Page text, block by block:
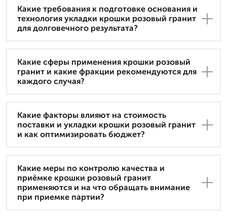
Какие требования к подготовке основания и
технология укладки крошки розовый гранит
для долговечного результата?
Какие сферы применения крошки розовый
гранит и какие фракции рекомендуются для
каждого случая?
Какие факторы влияют на стоимость
поставки и укладки крошки розовый гранит
и как оптимизировать бюджет?
Какие меры по контролю качества и
приёмке крошки розовый гранит
применяются и на что обращать внимание
при приемке партии?